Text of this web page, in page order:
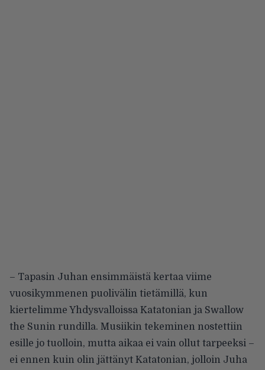
– Tapasin Juhan ensimmäistä kertaa viime
vuosikymmenen puolivälin tietämillä, kun
kiertelimme Yhdysvalloissa Katatonian ja Swallow
the Sunin rundilla. Musiikin tekeminen nostettiin
esille jo tuolloin, mutta aikaa ei vain ollut tarpeeksi –
ei ennen kuin olin jättänyt Katatonian, jolloin Juha